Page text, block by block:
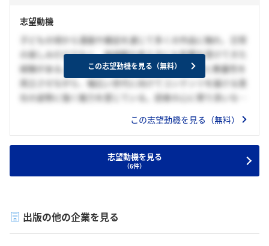
志望動機
子どもの頃から漫画や雑誌を通じて多くの作品に触れ、日常
の楽しみだけでなく、価値観や考え方にも影響を受けてきた
経験がある。その中で、エンターテインメント性と教養性を
両立させながら、幅広い世代に向けてコンテンツを届ける貴
社の姿勢に強く魅力を感じている。読者の心に寄り添いなが
感じ、自分もその一員として企画から制作、発信まで一貫し
者との接点が多様化する中で、既存の人気作品を大切にしつ
つ、新しい才能や企画を発掘し、次の世代の定番となる作品
を生み出すことに貢献したいと考え志望する。
この志望動機を見る（無料）
この志望動機を見る（無料）
志望動機を見る
（6件）
出版の他の企業を見る